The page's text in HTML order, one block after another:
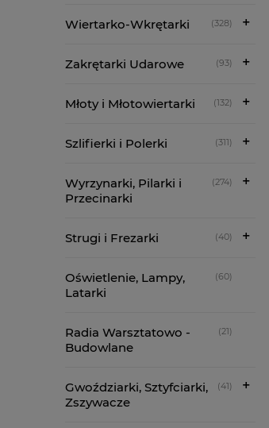
Wiertarko-Wkrętarki (328)
Zakrętarki Udarowe (93)
Młoty i Młotowiertarki (132)
Szlifierki i Polerki (311)
Wyrzynarki, Pilarki i
Przecinarki
(274)
Strugi i Frezarki (40)
Oświetlenie, Lampy,
Latarki
(60)
Radia Warsztatowo -
Budowlane
(21)
Gwoździarki, Sztyfciarki,
Zszywacze
(41)
Makita BL1860B 6ah Akumulator 18V
349,00 zł